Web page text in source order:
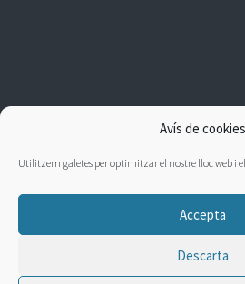
Avís de cookies
Utilitzem galetes per optimitzar el nostre lloc web i
Accepta
Descarta